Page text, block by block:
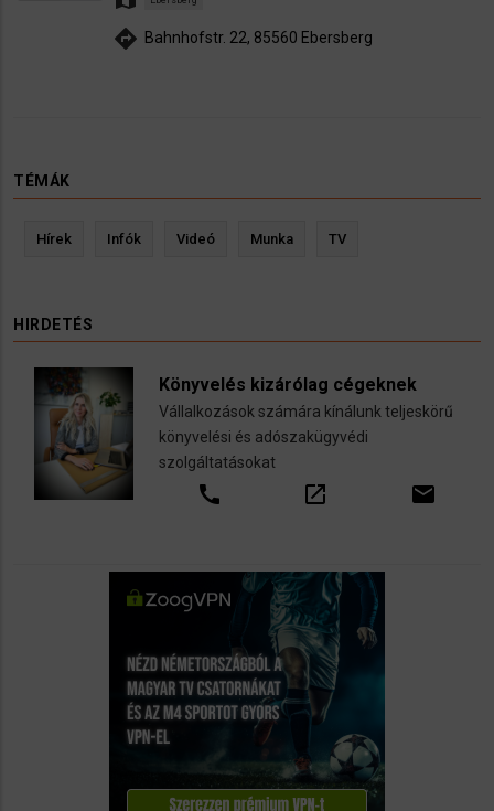
directions Bahnhofstr. 22, 85560 Ebersberg
TÉMÁK
Hírek Infók Videó Munka TV
HIRDETÉS
Könyvelés kizárólag cégeknek
Vállalkozások számára kínálunk teljeskörű
könyvelési és adószakügyvédi
szolgáltatásokat
call open_in_new email